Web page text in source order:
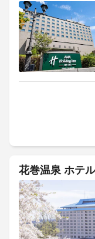
花巻温泉 ホテ